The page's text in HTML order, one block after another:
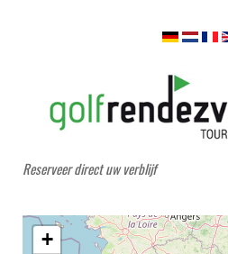
Reserveer direct uw verblijf
+